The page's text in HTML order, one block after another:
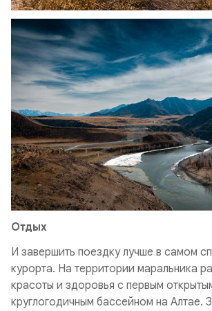
Отдых
И завершить поездку лучше в самом
курорта. На территории маральника
красоты и здоровья с первым
круглогодичным бассейном на Алтае.